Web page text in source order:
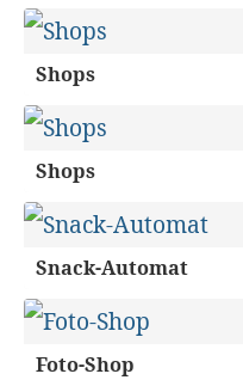
Shops
Shops
Snack-Automat
Foto-Shop